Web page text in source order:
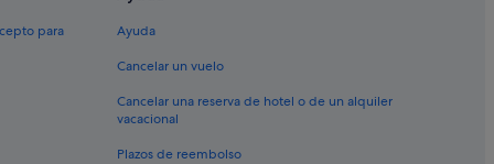
de Compostela
para
Ayuda
Cancelar un vuelo
Cancelar una reserva de hotel o de un alquiler
vacacional
Plazos de reembolso